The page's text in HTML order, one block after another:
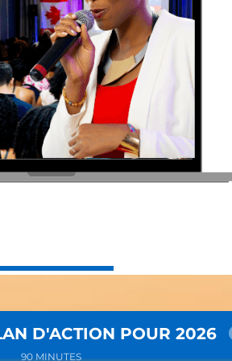
D'ACTION POUR 2026
90 MINUTES